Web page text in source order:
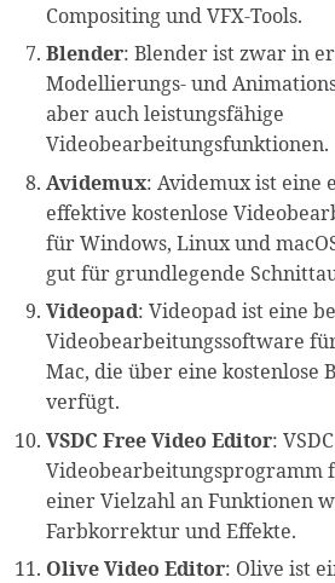
Compositing und VFX-Tools.
Blender: Blender ist zwar in
Modellierungs- und
aber auch leistungsfähige
Videobearbeitungsfunktionen.
Avidemux: Avidemux ist eine
effektive kostenlose
für Windows, Linux und
gut für grundlegende
Videopad: Videopad ist eine
Videobearbeitungssoftware
Mac, die über eine kostenlose
verfügt.
VSDC Free Video Editor:
Videobearbeitungsprogramm
einer Vielzahl an Funktionen
Farbkorrektur und Effekte.
Olive Video Editor: Olive ist